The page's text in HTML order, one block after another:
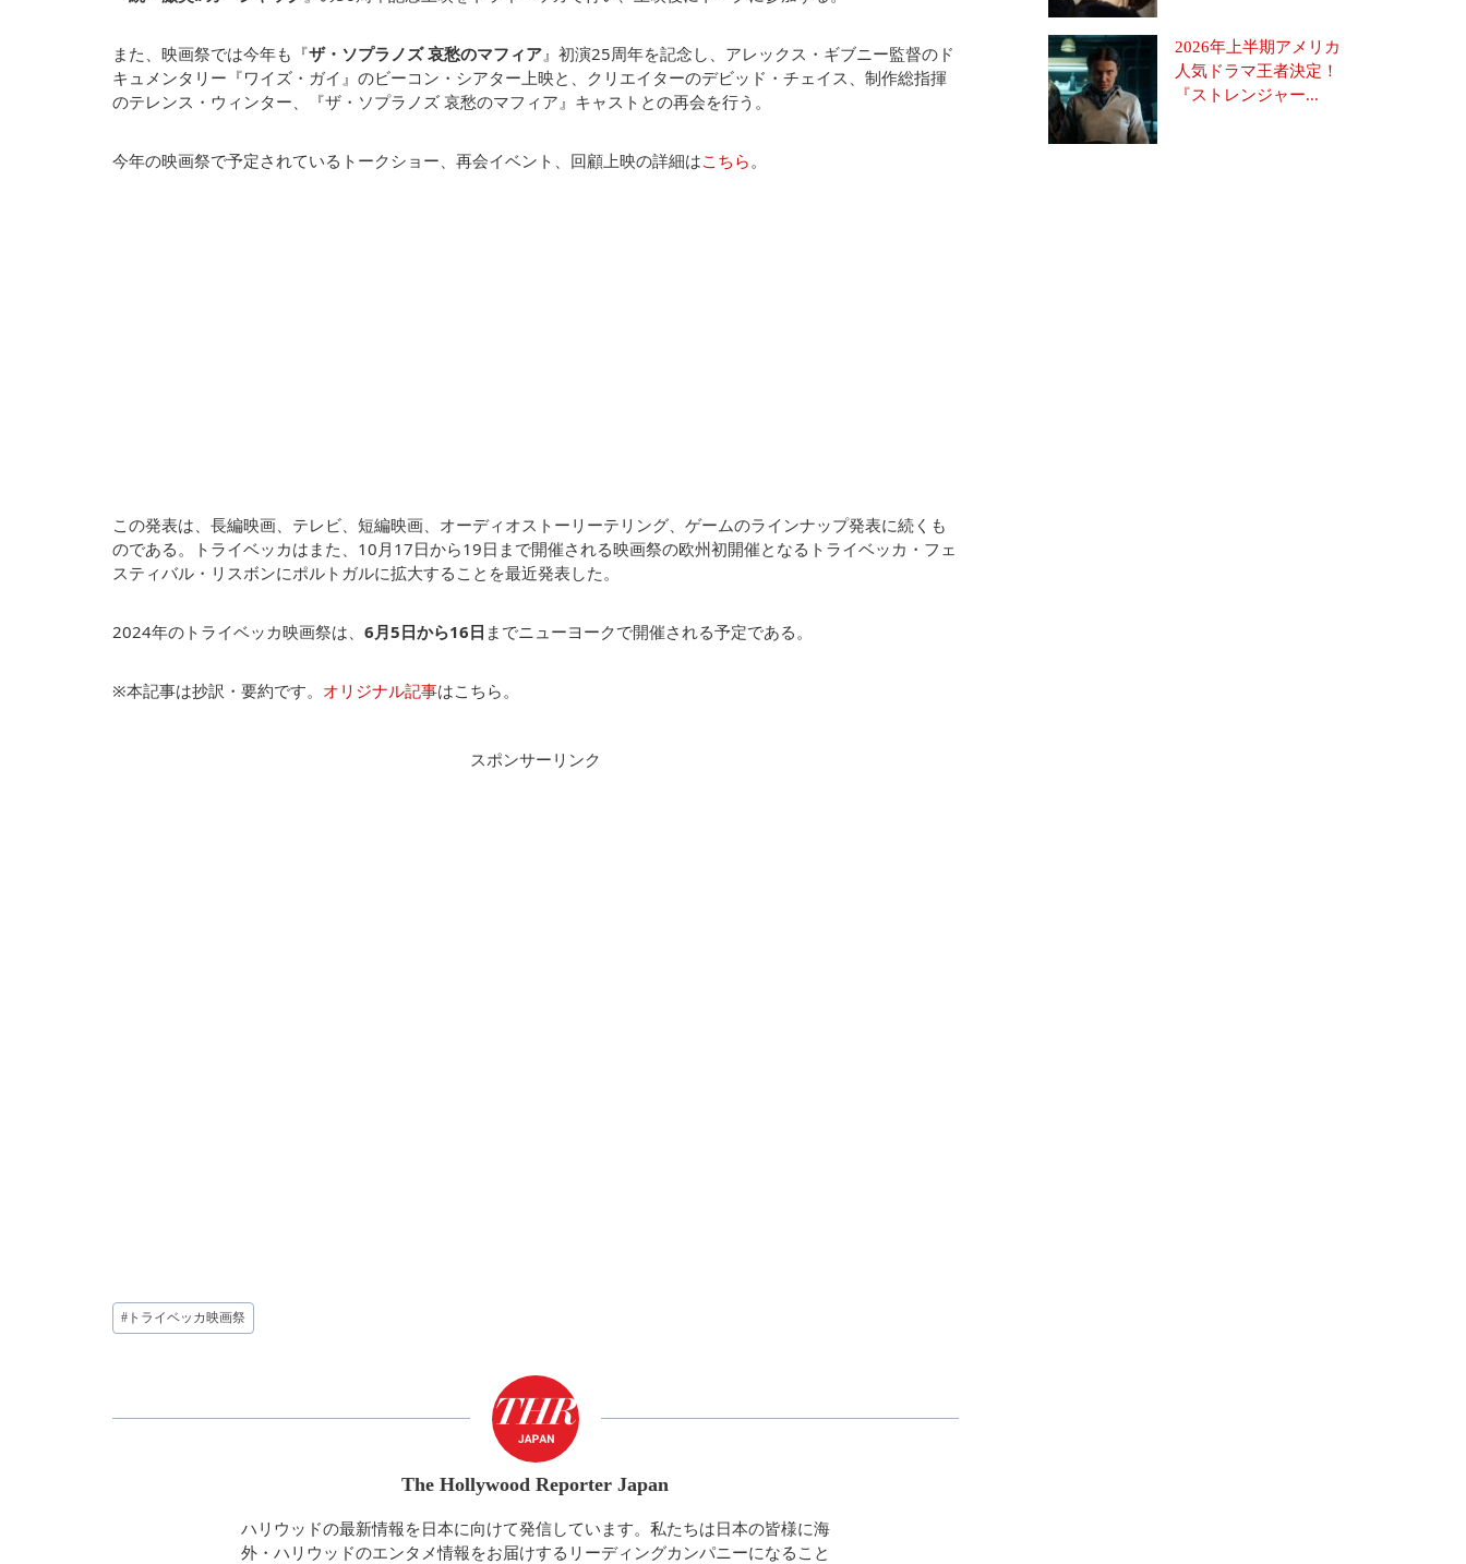
また、映画祭では今年も『ザ・ソプラノズ 哀愁のマフィア』初演25周年を記念し、アレックス・ギブニー監督のド
キュメンタリー『ワイズ・ガイ』のビーコン・シアター上映と、クリエイターのデビッド・チェイス、制作総指揮
のテレンス・ウィンター、『ザ・ソプラノズ 哀愁のマフィア』キャストとの再会を行う。
今年の映画祭で予定されているトークショー、再会イベント、回顧上映の詳細はこちら 。
この発表は、長編映画、テレビ、短編映画、オーディオストーリーテリング、ゲームのラインナップ発表に続くも
のである。トライベッカはまた、10月17日から19日まで開催される映画祭の欧州初開催となるトライベッカ・フェ
スティバル・リスボンにポルトガルに拡大することを最近発表した。
2024年のトライベッカ映画祭は、 6月5日から16日 までニューヨークで開催される予定である。
※本記事は抄訳・要約です。 オリジナル記事はこちら。
スポンサーリンク
投
稿
#トライベッカ映画祭
The Hollywood Reporter Japan
ハリウッドの最新情報を日本に向けて発信しています。私たちは日本の皆様に海
外・ハリウッドのエンタメ情報をお届けするリーディングカンパニーになること
2026年上半期アメリカ
人気ドラマ王者決定！
『ストレンジャー...